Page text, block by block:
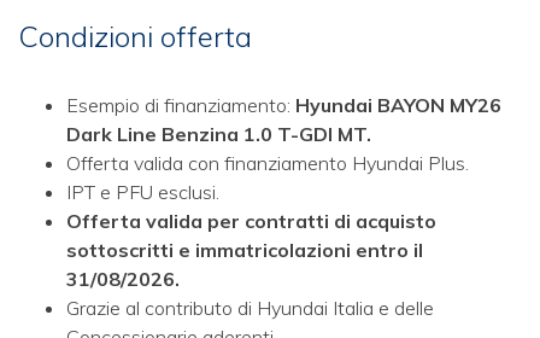
Condizioni offerta
Esempio di finanziamento: Hyundai BAYON MY26
Dark Line Benzina 1.0 T-GDI MT.
Offerta valida con finanziamento Hyundai Plus.
IPT e PFU esclusi.
Offerta valida per contratti di acquisto
sottoscritti e immatricolazioni entro il
31/08/2026.
Grazie al contributo di Hyundai Italia e delle